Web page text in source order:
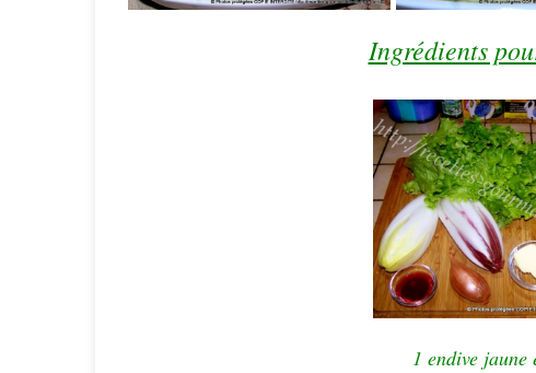
Ingrédients
1 endive jaune